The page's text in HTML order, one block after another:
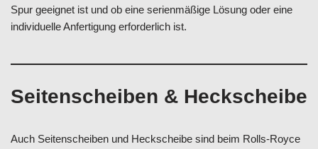
Spur geeignet ist und ob eine serienmäßige Lösung oder eine
individuelle Anfertigung erforderlich ist.
Seitenscheiben & Heckscheibe
Auch Seitenscheiben und Heckscheibe sind beim Rolls-Royce